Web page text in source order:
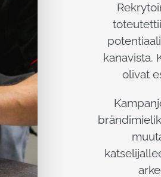
kanavista.
olivat